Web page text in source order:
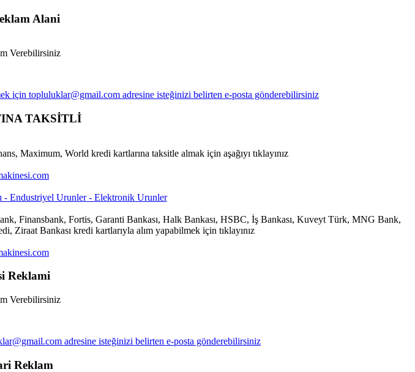
Alani
Verebilirsiniz
TAKSİTLİ
Maximum, World kredi kartlarına taksitle almak için aşağıyı tıklayınız
Finansbank, Fortis, Garanti Bankası, Halk Bankası, HSBC, İş Bankası, Kuveyt Türk, MNG Bank,
Ziraat Bankası kredi kartlarıyla alım yapabilmek için tıklayınız
Reklami
Verebilirsiniz
Reklam